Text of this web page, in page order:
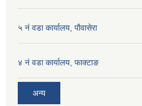
५ नं वडा कार्यालय, पौवासेरा
४ नं वडा कार्यालय, फाक्टाङ
अन्य